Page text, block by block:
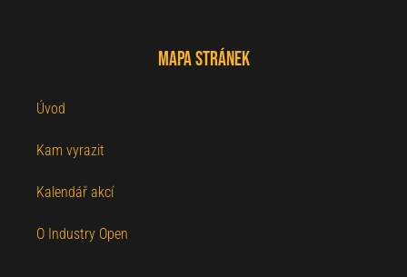
Mapa stránek
Úvod
Kam vyrazit
Kalendář akcí
O Industry Open